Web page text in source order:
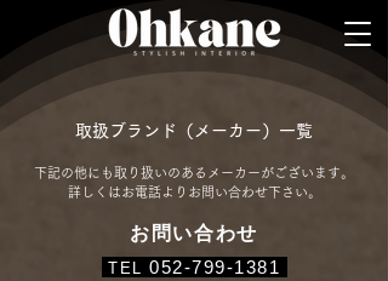
​取扱ブランド（メーカー）一覧
下記の他にも取り扱いのあるメーカーがございます。
詳しくはお電話よりお問い合わせ下さい。
お問い合わせ
TEL 052-799-1381